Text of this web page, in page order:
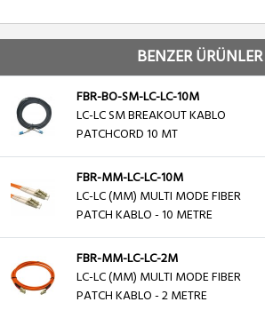
BENZER ÜRÜNLER
FBR-BO-SM-LC-LC-10M
LC-LC SM BREAKOUT KABLO
PATCHCORD 10 MT
FBR-MM-LC-LC-10M
LC-LC (MM) MULTI MODE FIBER
PATCH KABLO - 10 METRE
FBR-MM-LC-LC-2M
LC-LC (MM) MULTI MODE FIBER
PATCH KABLO - 2 METRE